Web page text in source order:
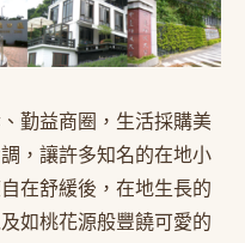
勤益商圈，生活採購美
，讓許多知名的在地小
在舒緩後，在地生長的
如桃花源般豐饒可愛的